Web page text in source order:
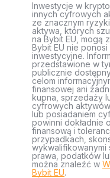
Inwestycje w
innych cyfrowych
ze znacznym
aktywa, których
na Bybit EU, mogą
Bybit EU nie
inwestycyjne.
przedstawione w
publicznie
celom
finansowej ani
kupna, sprzedaży
cyfrowych
lub posiadaniem
powinni dokładnie
finansową i
przypadkach,
wykwalifikowanymi
prawa, podatków
można znaleźć w
Bybit EU.